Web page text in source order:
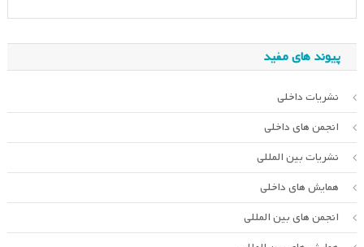
پیوند های مفید
نشریات داخلی
انجمن های داخلی
نشریات بین المللی
همایش های داخلی
انجمن های بین المللی